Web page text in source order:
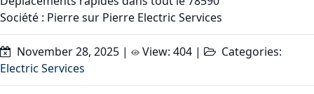
Société : Pierre sur Pierre Electric Services
November 28, 2025 | View: 404 |
Categories:
Electric Services